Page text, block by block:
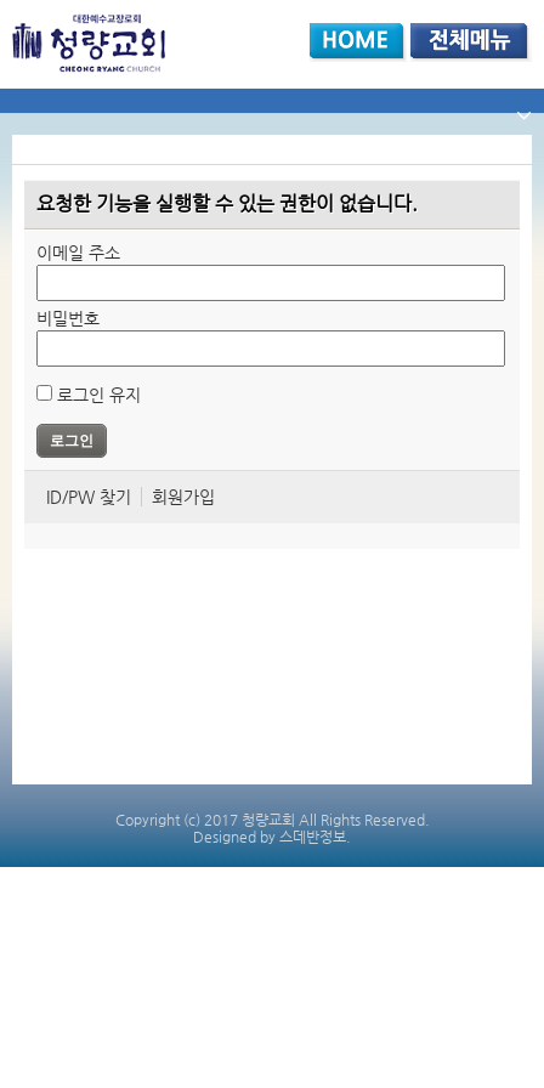
요청한 기능을 실행할 수 있는 권한이 없습니다.
이메일 주소
비밀번호
로그인 유지
ID/PW 찾기 회원가입
Copyright (c) 2017 청량교회 All Rights Reserved.
Designed by 스데반정보.